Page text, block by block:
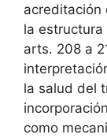
acreditación
la
arts. 208 a
la salud del
como